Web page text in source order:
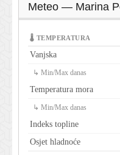
Meteo — Marina
🌡 TEMPERATURA
Vanjska
↳ Min/Max danas
Temperatura mora
↳ Min/Max danas
Indeks topline
Osjet hladnoće